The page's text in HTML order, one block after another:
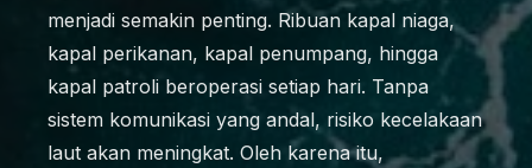
menjadi semakin penting. Ribuan kapal niaga,
kapal perikanan, kapal penumpang, hingga
kapal patroli beroperasi setiap hari. Tanpa
sistem komunikasi yang andal, risiko kecelakaan
laut akan meningkat. Oleh karena itu,